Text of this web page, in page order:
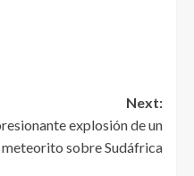
Next:
explosión de un
meteorito sobre Sudáfrica